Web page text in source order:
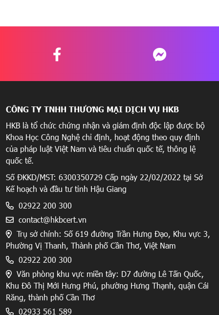
CÔNG TY TNHH THƯƠNG MẠI DỊCH VỤ HKB
HKB là tổ chức chứng nhận và giám định độc lập được bộ
Khoa Học Công Nghệ chỉ định, hoạt động theo quy định
của pháp luật Việt Nam và tiêu chuẩn quốc tế, thông lệ
quốc tế.
Số ĐKKD/MST: 6300350729 Cấp ngày 22/02/2022 tại Sở
Kế hoạch và đầu tư tỉnh Hậu Giang
02922 200 300
contact@hkbcert.vn
Trụ sở chính: Số 619 đường Trần Hưng Đạo, Khu vực 3,
Phường Vị Thanh, Thành phố Cần Thơ, Việt Nam
02922 200 300
Văn phòng khu vực miền tây: D7 đường Lê Tấn Quốc,
Khu Đô Thị Mới Hưng Phú, phường Hưng Thạnh, quận Cái
Răng, thành phố Cần Thơ
02933 561 589